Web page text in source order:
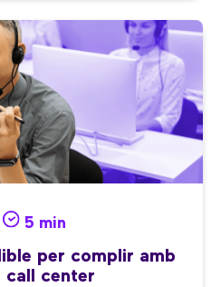
5 min
per complir amb
call center